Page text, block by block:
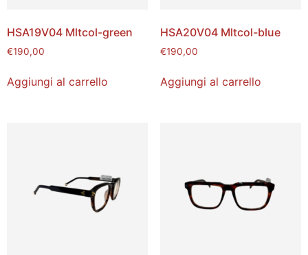
HSA19V04 Mltcol-green
€190,00
Aggiungi al carrello
HSA20V04 Mltcol-blue
€190,00
Aggiungi al carrello